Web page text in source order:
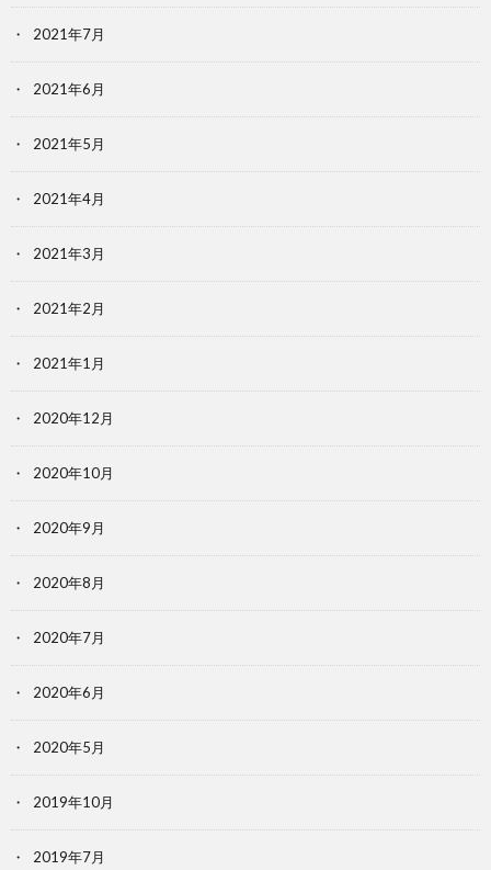
2021年7月
2021年6月
2021年5月
2021年4月
2021年3月
2021年2月
2021年1月
2020年12月
2020年10月
2020年9月
2020年8月
2020年7月
2020年6月
2020年5月
2019年10月
2019年7月